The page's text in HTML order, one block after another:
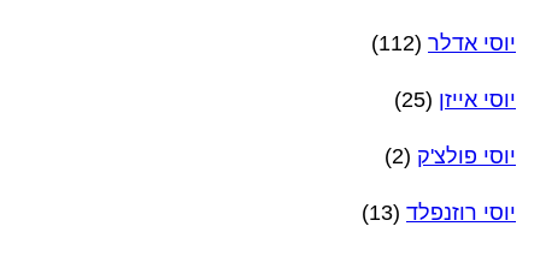
יוסי אדלר (112)
יוסי אייזן (25)
יוסי פולצ'ק (2)
יוסי רוזנפלד (13)